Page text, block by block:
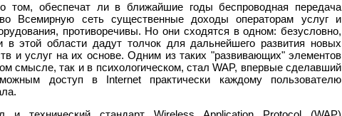
том, обеспечат ли в ближайшие годы беспроводная передача
Всемирную сеть существенные доходы операторам услуг и
противоречивы. Но они сходятся в одном: безусловно,
в этой области дадут толчок для дальнейшего развития новых
и услуг на их основе. Одним из таких "развивающих" элементов
смысле, так и в психологическом, стал WAP, впервые сделавший
доступ в Internet практически каждому пользователю